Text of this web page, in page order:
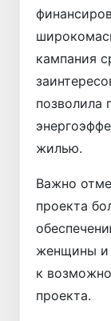
кампания
позволила
жилью.
Важно
проекта
женщины и
к
проекта.